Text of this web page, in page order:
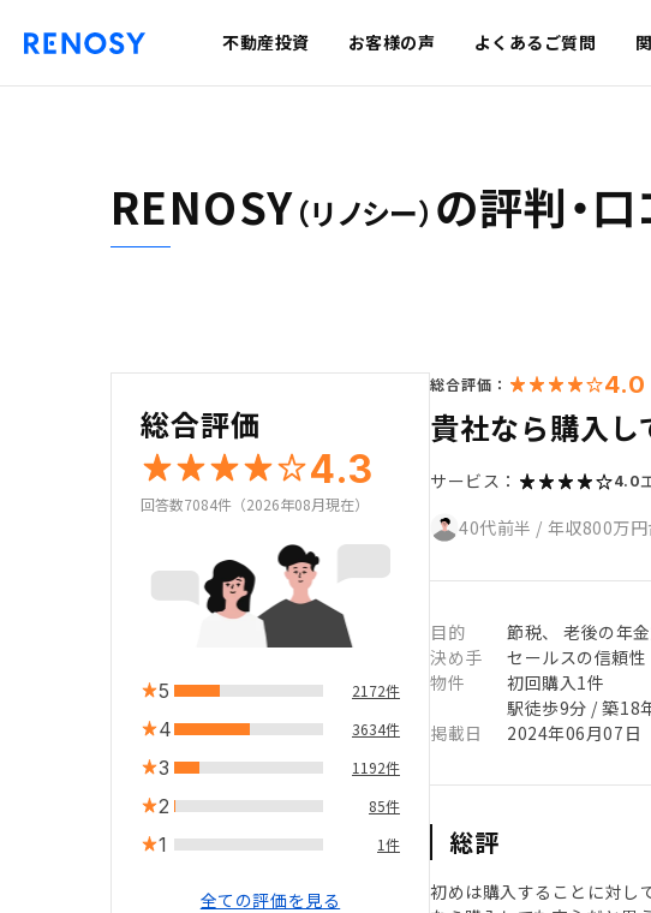
不動産投資 お客様の声 よくあるご質問
RENOSY（リノシー） の評判・口
総合評価
4.3
回答数7084件（2026年08月現在）
5 2172件
4 3634件
3 1192件
2 85件
1 1件
全ての評価を見る
総合評価： 4.0
貴社なら購入し
サービス： 4.0
40代前半 / 年収800万円
目的
節税、 老後の年
決め手
セールスの信頼性
物件
初回購入1件
駅徒歩9分 / 築18
掲載日
2024年06月07日
総評
初めは購入することに対し